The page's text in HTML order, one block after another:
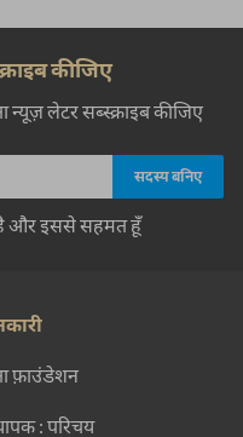
कीजिए
न्यूज़ लेटर सब्स्क्राइब कीजिए
और इससे सहमत हूँ
फ़ाउंडेशन
: परिचय